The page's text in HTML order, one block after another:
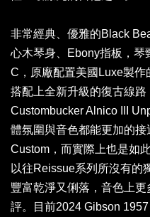
非常經典、優雅的Black
心木琴身、Ebony指板，
C，原廠配置美國Luxe製作
搭配上全新升級的復古線
Custombucker Alnico III
體氛圍與音色都能更加的接
Custom，而實際上也是如
以往Reissue系列所沒有的
豐富乾淨又俐落，音色上
評。目前2024 Gibson